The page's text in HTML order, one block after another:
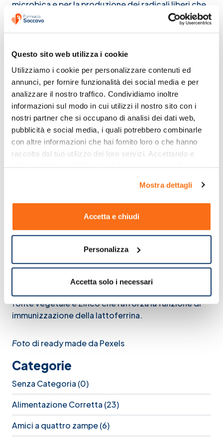
Questo sito web utilizza i cookie
Utilizziamo i cookie per personalizzare contenuti ed
annunci, per fornire funzionalità dei social media e per
analizzare il nostro traffico. Condividiamo inoltre
informazioni sul modo in cui utilizzi il nostro sito con i
nostri partner che si occupano di analisi dei dati web,
pubblicità e social media, i quali potrebbero combinarle
con altre informazioni che hai fornito loro o che hanno
raccolto dal tuo utilizzo dei loro servizi. Accettando e
Mostra dettagli
Accetta e chiudi
Personalizza
Accetta solo i necessari
microbica e per la produzione dei radicali liberi che
sono alla base dei processi infiammatori.
integratore a base
aumentato fabbisogno e/o carenza di lattoferrina.
ferro) è cinque volte più attiva della lattoferrina
stessa. La caratteristica del prodotto è quella della
microincapsulazione di liposomi orali, I liposomi
sono sfere lipidiche che permettono la protezione
e la successiva liberazione della Apolattoferrina e la
tecnica della microincapsulazione, applicata alla
Apolattoferrina previene la degradazione gastrica
e riduce la velocità di idrolisi nelle condizioni
intestinali.
Lattoferrina 200 mg stick pack, integratore per
batteriche, infezioni virali, anemia da carenza di
ferro, disturbi gastrointestinali.
Lattoferrina defenceè un integratore che
sistema immunitario, aiutando a combattere le
infezioni. Ideale per favorire l’assorbimento del
ferro, sostenere e supportare lo stato di salute in
fonte vegetale e Zinco che rafforza la funzione di
immunizzazione della lattoferrina.
Foto di ready made da Pexels
Categorie
Senza Categoria (0)
Alimentazione Corretta (23)
Amici a quattro zampe(6)